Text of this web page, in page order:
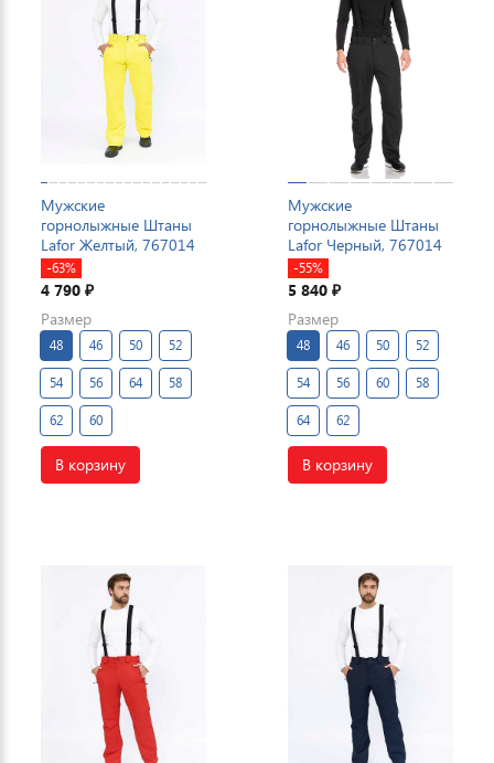
Мужские
горнолыжные Штаны
Lafor Желтый, 767014
-63%
4 790 ₽
Размер
48 46 50 52
54 56 64 58
62 60
В корзину
Мужские
горнолыжные Штаны
Lafor Черный, 767014
-55%
5 840 ₽
Размер
48 46 50 52
54 56 60 58
64 62
В корзину